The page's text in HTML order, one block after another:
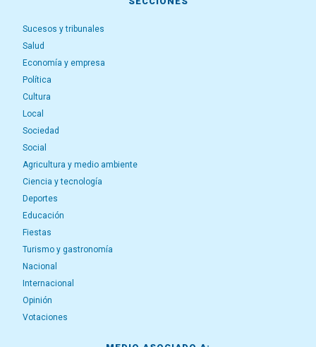
Sucesos y tribunales
Salud
Economía y empresa
Política
Cultura
Local
Sociedad
Social
Agricultura y medio ambiente
Ciencia y tecnología
Deportes
Educación
Fiestas
Turismo y gastronomía
Nacional
Internacional
Opinión
Votaciones